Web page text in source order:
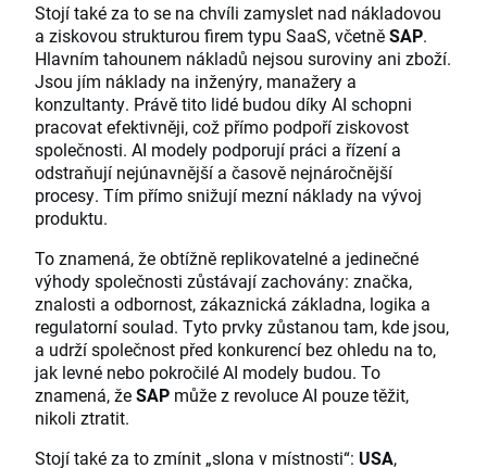
Stojí také za to se na chvíli zamyslet nad nákladovou
a ziskovou strukturou firem typu SaaS, včetněSAP.
Hlavním tahounem nákladů nejsou suroviny ani zboží.
Jsou jím náklady na inženýry, manažery a
konzultanty. Právě tito lidé budou díky AI schopni
pracovat efektivněji, což přímo podpoří ziskovost
společnosti. AI modely podporují práci a řízení a
odstraňují nejúnavnější a časově nejnáročnější
procesy. Tím přímo snižují mezní náklady na vývoj
produktu.
To znamená, že obtížně replikovatelné a jedinečné
výhody společnosti zůstávají zachovány: značka,
znalosti a odbornost, zákaznická základna, logika a
regulatorní soulad. Tyto prvky zůstanou tam, kde jsou,
a udrží společnost před konkurencí bez ohledu na to,
jak levné nebo pokročilé AI modely budou. To
znamená, žeSAP může z revoluce AI pouze těžit,
nikoli ztratit.
Stojí také za to zmínit „slona v místnosti“: USA,